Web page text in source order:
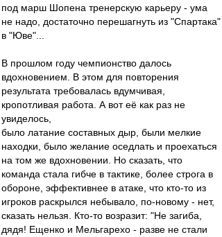
под марш Шопена тренерскую карьеру - ума
не надо, достаточно перешагнуть из "Спартака"
в "Юве"...
В прошлом году чемпионство далось
вдохновением. В этом для повторения
результата требовалась вдумчивая,
кропотливая работа. А вот её как раз не
увиделось,
было латание составных дыр, были мелкие
находки, было желание оседлать и проехаться
на том же вдохновении. Но сказать, что
команда стала гибче в тактике, более строга в
обороне, эффективнее в атаке, что кто-то из
игроков раскрылся небывало, по-новому - нет,
сказать нельзя. Кто-то возразит: "Не загиба,
дядя! Ещенко и Мельгарехо - разве не стали